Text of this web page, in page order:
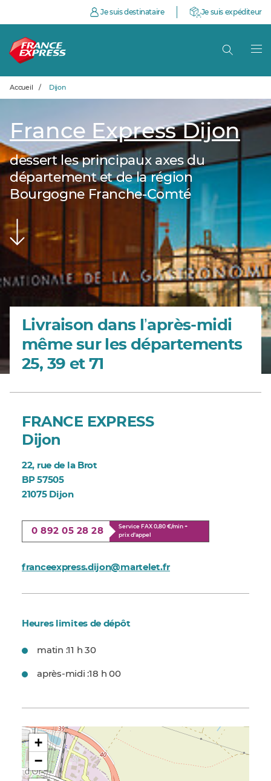
Je suis destinataire Je suis expéditeur
Accueil / Dijon
France Express Dijon
dessert les principaux axes du
département et de la région
Bourgogne Franche-Comté
Livraison dans lʼaprès-midi
même sur les départements
25, 39 et 71
FRANCE EXPRESS
Dijon
22, rue de la Brot
BP 57505
21075 Dijon
0 892 05 28 28
Service FAX 0,80 €/min +
prix d'appel
franceexpress.dijon@martelet.fr
Heures limites de dépôt
matin :11 h 30
après-midi :18 h 00
+
−